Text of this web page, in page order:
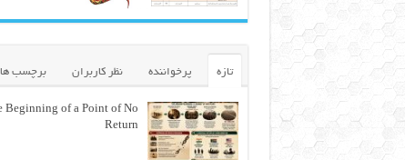
تازه پرخواننده نظر کاربران برچسب ها
Beginning of a Point of No
Return